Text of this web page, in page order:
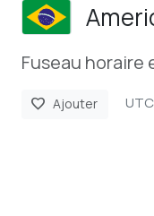
Fuseau horaire
favorite Ajouter